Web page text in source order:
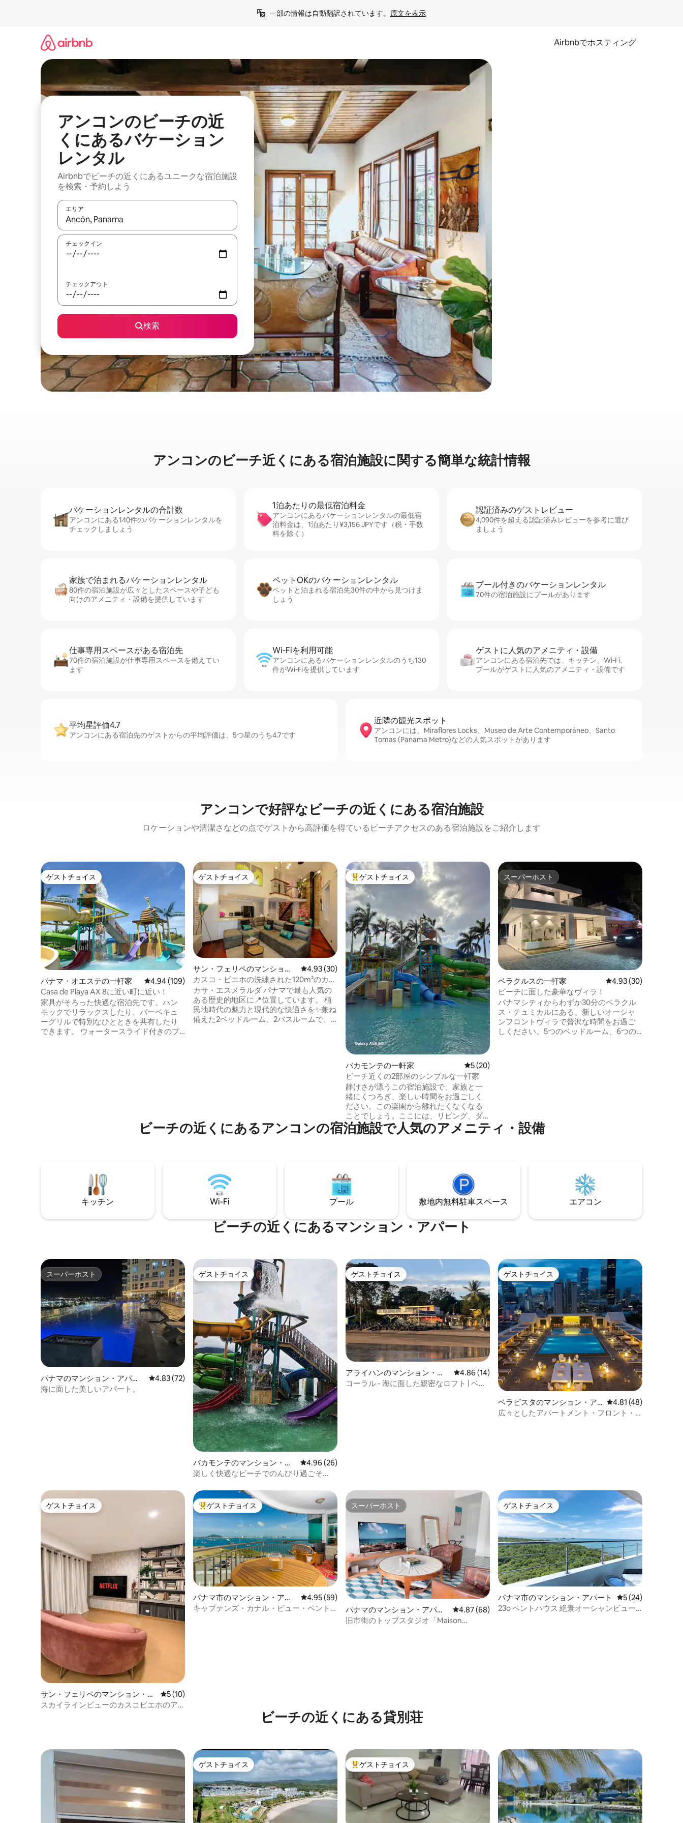
一部の情報は自動翻訳されています。 原文を表示
Airbnbでホスティング
アンコンのビーチの近
くにあるバケーション
レンタル
Airbnbでビーチの近くにあるユニークな宿泊施設
を検索・予約しよう
エリア
検索結果が表示されたら、上下の矢印キーを使って移動するか、画面をタッチまたはスワイプして検索結果を確認することができます。
チェックイン
チェックアウト
検索
アンコンのビ⁠ー⁠チ⁠近⁠く⁠に⁠あ⁠る宿⁠泊⁠施⁠設⁠に関⁠す⁠る簡⁠単⁠な統⁠計⁠情⁠報
バケーションレ⁠ン⁠タ⁠ル⁠の合⁠計⁠数
アンコンにある140件のバケーションレンタルを
チェックしましょう
1泊あたりの最⁠低⁠宿⁠泊⁠料⁠金
アンコンにあるバケーションレンタルの最低宿
泊料金は、1泊あたり¥3,156 JPYです（税・手数
料を除く）
認証済みのゲ⁠ス⁠ト⁠レ⁠ビ⁠ュ⁠ー
4,090件を超える認証済みレビューを参考に選び
ましょう
家族で泊まれるバ⁠ケ⁠ー⁠シ⁠ョ⁠ンレ⁠ン⁠タ⁠ル
80件の宿泊施設が広々としたスペースや子ども
向けのアメニティ・設備を提供しています
ペットOKのバ⁠ケ⁠ー⁠シ⁠ョ⁠ンレ⁠ン⁠タ⁠ル
ペットと泊まれる宿泊先30件の中から見つけま
しょう
プール付きのバ⁠ケ⁠ー⁠シ⁠ョ⁠ンレ⁠ン⁠タ⁠ル
70件の宿泊施設にプールがあります
仕事専用ス⁠ペ⁠ー⁠スがあ⁠る宿⁠泊⁠先
70件の宿泊施設が仕事専用スペースを備えてい
ます
Wi-Fiを利⁠用⁠可⁠能
アンコンにあるバケーションレンタルのうち130
件がWi-Fiを提供しています
ゲストに人⁠気⁠のア⁠メ⁠ニ⁠テ⁠ィ・設⁠備
アンコンにある宿泊先では、キッチン、Wi-Fi、
プールがゲストに人気のアメニティ・設備です
平均星評価4.7
アンコンにある宿泊先のゲストからの平均評価は、5つ星のうち4.7です
近隣の観光ス⁠ポ⁠ッ⁠ト
アンコンには、Miraflores Locks、Museo de Arte Contemporáneo、Santo
Tomas (Panama Metro)などの人気スポットがあります
アンコンで好評なビーチの近くにある宿泊施設
ロケーションや清潔さなどの点でゲストから高評価を得ているビーチアクセスのある宿泊施設をご紹介します
ゲストチョイス
ゲストチョイス
パナマ・オエステの一軒家 レビュー109件、5つ星中4.94つ星の平均評価
4.94 (109)
Casa de Playa AX 8に近い町に近い！
家具がそろった快適な宿泊先です。ハン
モックでリラックスしたり、バーベキュ
ーグリルで特別なひとときを共有したり
できます。 ウォータースライド付きのプ
れ✨た空間です。今すぐ予約して体験を楽
ゲストチョイス
ゲストチョイス
サン・フェリペのマンショ
ン・アパート
レビュー30件、5つ星中4.93つ星の平均評価
4.93 (30)
カスコ・ビエホの洗練された120m²のカ
サ・エスメラルダ・デュプレックス
カサ・エスメラルダ パナマで最も人気の
ある歴史的地区に📍位置しています。 植
民地時代の魅力と現代的な快適さを✨兼ね
備えた2ベッドルーム、2バスルームで、
大好評のゲストチョイスです。
ゲストチョイス
バカモンテの一軒家 レビュー20件、5つ星中5つ星の平均評価
5 (20)
ビーチ近くの2部屋のシンプルな一軒家
静けさが漂うこの宿泊施設で、家族と一
緒にくつろぎ、楽しい時間をお過ごしく
ださい。この楽園から離れたくなくなる
ことでしょう。ここには、リビング、ダ
イニング、キッチン、2 寝室、2 バスルー
ム、エアコン、冷蔵庫、洗濯機、電子レ
シンプルで居心地の良い場所があります
（3 名様のクラブ入場券込み）。月曜日は
ベイクラブはありません。 inDrive サービ
スをご用意しております。
スーパーホスト
スーパーホスト
ベラクルスの一軒家 レビュー30件、5つ星
4.93 (30)
ビーチに面した豪華なヴィラ！
パナマシティからわずか30分のベラクル
ス・チュミカルにある、新しいオーシャ
ンフロントヴィラで贅沢な時間をお過ご
しください。5つのベッドルーム、6つの
りしましょう！
ビーチの近くにあるアンコンの宿泊施設で人気のアメニティ・設備
キッチン Wi-Fi プール 敷地内無料駐⁠車ス⁠ペ⁠ー⁠ス エアコン
ビーチの近くにあるマンション・アパート
スーパーホスト
スーパーホスト
パナマのマンション・アパー
ト
レビュー72件、5つ星中4.83つ星の平均評価
4.83 (72)
海に面した美しいアパート。
ゲストチョイス
ゲストチョイス
バカモンテのマンション・ア
パート
レビュー26件、5つ星中4.96つ星の平均評価
4.96 (26)
楽しく快適なビーチでのんびり過ごそ
ゲストチョイス
ゲストチョイス
アライハンのマンション・ア
パート
レビュー14件、5つ星中4.86つ星の平均評価
4.86 (14)
コーラル - 海に面した親密なロフト | ベラ
ゲストチョイス
ゲストチョイス
ベラビスタのマンション・ア
パート
レビュー48件、5つ
4.81 (48)
広々としたアパートメント・フロント・
ゲストチョイス
ゲストチョイス
サン・フェリペのマンション・ア
パート
レビュー10件、5つ星中5つ星の平均評価
5 (10)
スカイラインビューのカスコビエホのア
大好評のゲストチョイスです。
ゲストチョイス
パナマ市のマンション・アパ
ート
レビュー59件、5つ星中4.95つ星の平均評価
4.95 (59)
キャプテンズ・カナル・ビュー・ペント
スーパーホスト
スーパーホスト
パナマのマンション・アパー
ト
レビュー68件、5つ星中4.87つ星の平均評価
4.87 (68)
旧市街のトップスタジオ「Maison
ゲストチョイス
ゲストチョイス
パナマ市のマンション・アパート レビュー24件、5
5 (24)
23o ペントハウス 絶景オーシャンビュー
ビーチの近くにある貸別荘
ゲストチョイス
ゲストチョイス 大好評のゲストチョイスです。
ゲストチョイス